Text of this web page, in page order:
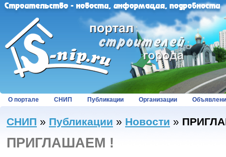
О портале СНИП Публикации Организации
СНИП » Публикации » Новости »
ПРИГЛАШАЕМ !